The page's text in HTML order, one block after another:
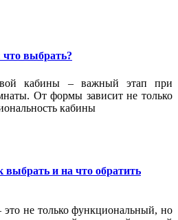
выбрать?
кабины – важный этап при
От формы зависит не только
кабины
и на что обратить
не только функциональный, но